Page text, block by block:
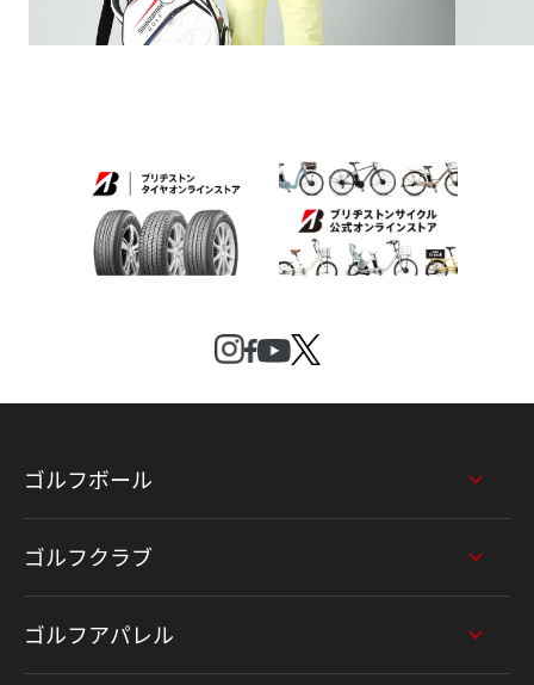
ゴルフボール
ゴルフクラブ
ゴルフアパレル